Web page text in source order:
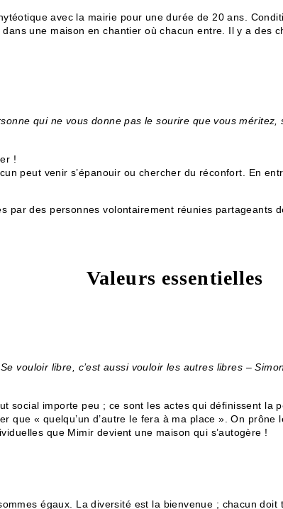
avec la mairie pour une durée de 20 ans.
une maison en chantier où chacun entre. Il y a des
qui ne vous donne pas le sourire que vous
!
peut venir s’épanouir ou chercher du réconfort. En
par des personnes volontairement réunies partageants
Valeurs essentielles
Se vouloir libre, c’est aussi vouloir les autres libres –
social importe peu ; ce sont les actes qui définissent la
que « quelqu’un d’autre le fera à ma place ». On
que Mimir devient une maison qui s’autogère !
égaux. La diversité est la bienvenue ; chacun